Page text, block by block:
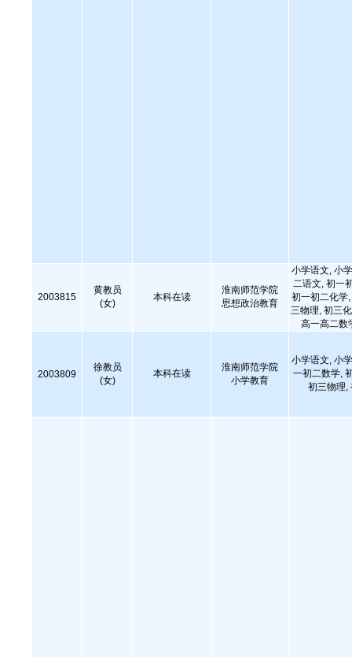
2003815
黄教员
(女)
本科在读
淮南师范学院
思想政治教育
小学语文, 小
二语文, 初一
初一初二化学
三物理, 初三
高一高二数
2003809
徐教员
(女)
本科在读
淮南师范学院
小学教育
小学语文, 小
一初二数学,
初三物理,